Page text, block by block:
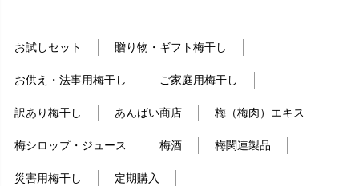
お試しセット 贈り物・ギフト梅干し
お供え・法事用梅干し ご家庭用梅干し
訳あり梅干し あんばい商店 梅（梅肉）エキス
梅シロップ・ジュース 梅酒 梅関連製品
災害用梅干し 定期購入